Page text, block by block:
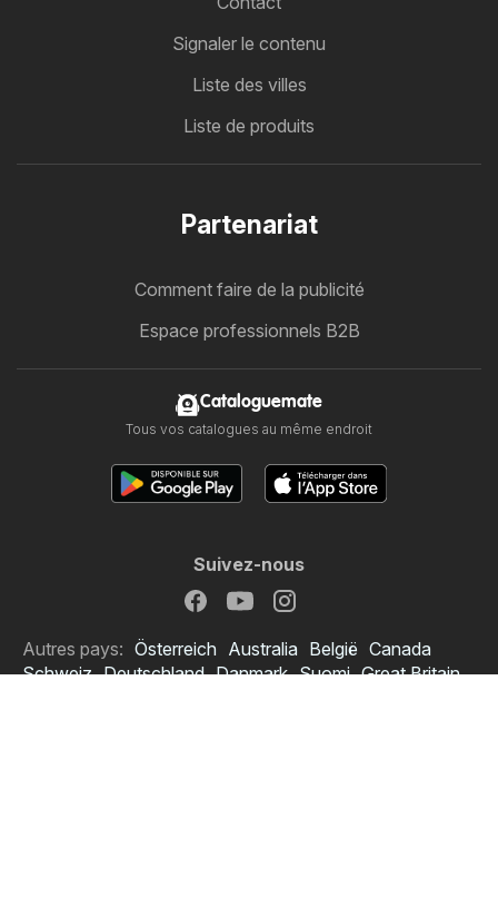
Signaler le contenu
Liste des villes
Liste de produits
Partenariat
Comment faire de la publicité
Espace professionnels B2B
Cataloguemate
Tous vos catalogues au même endroit
Suivez-nous
Autres pays: Österreich Australia België Canada
Schweiz Deutschland Danmark Suomi Great Britain